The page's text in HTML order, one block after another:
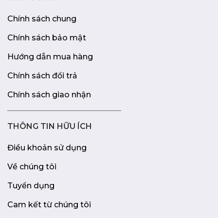
Chính sách chung
Chính sách bảo mật
Hướng dẫn mua hàng
Chính sách đổi trả
Chính sách giao nhận
THÔNG TIN HỮU ÍCH
Điều khoản sử dụng
Về chúng tôi
Tuyển dụng
Cam kết từ chúng tôi